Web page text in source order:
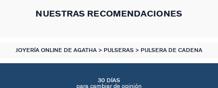
NUESTRAS RECOMENDACIONES
JOYERÍA ONLINE DE AGATHA PULSERAS PULSERA DE CADENA
30 DÍAS
para cambiar de opinión